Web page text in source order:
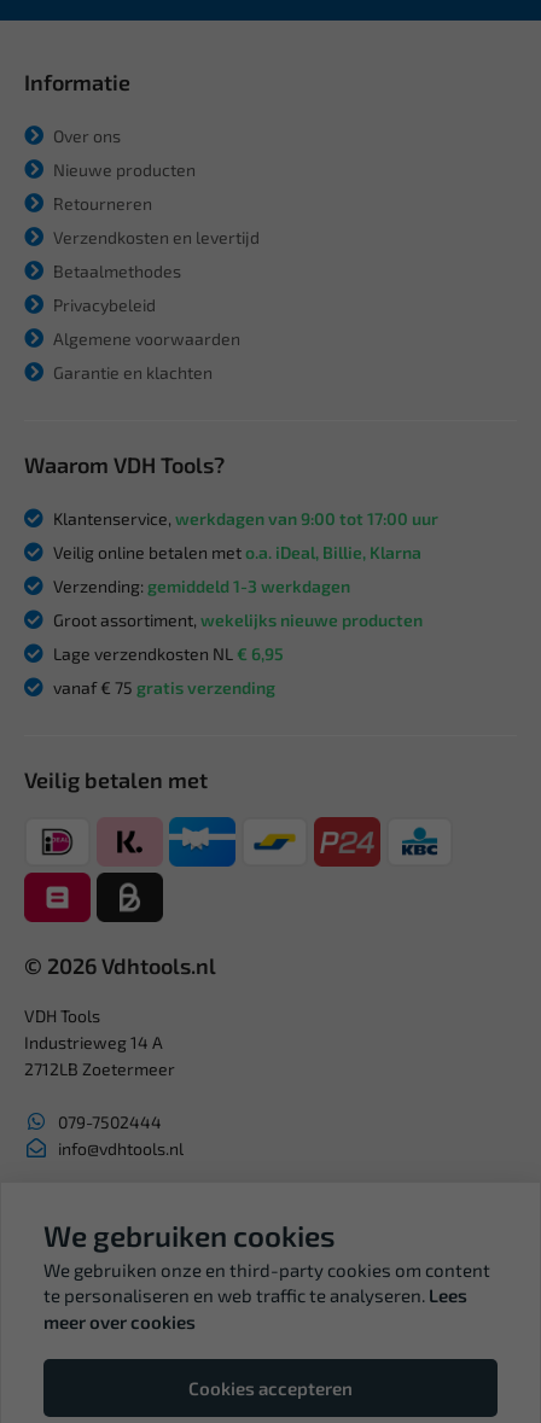
Informatie
Over ons
Nieuwe producten
Retourneren
Verzendkosten en levertijd
Betaalmethodes
Privacybeleid
Algemene voorwaarden
Garantie en klachten
Waarom VDH Tools?
Klantenservice, werkdagen van 9:00 tot 17:00 uur
Veilig online betalen meto.a. iDeal, Billie, Klarna
Verzending: gemiddeld 1-3 werkdagen
Groot assortiment, wekelijks nieuwe producten
Lage verzendkosten NL € 6,95
vanaf € 75 gratis verzending
Veilig betalen met
© 2026 Vdhtools.nl
VDH Tools
Industrieweg 14 A
2712LB Zoetermeer
079-7502444
info@vdhtools.nl
BTW: NL819958657B01
We gebruiken cookies
We gebruiken onze en third-party cookies om content
te personaliseren en web traffic te analyseren. Lees
meer over cookies
Cookies accepteren